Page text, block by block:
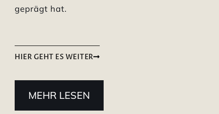
geprägt hat.
HIER GEHT ES WEITER
MEHR LESEN